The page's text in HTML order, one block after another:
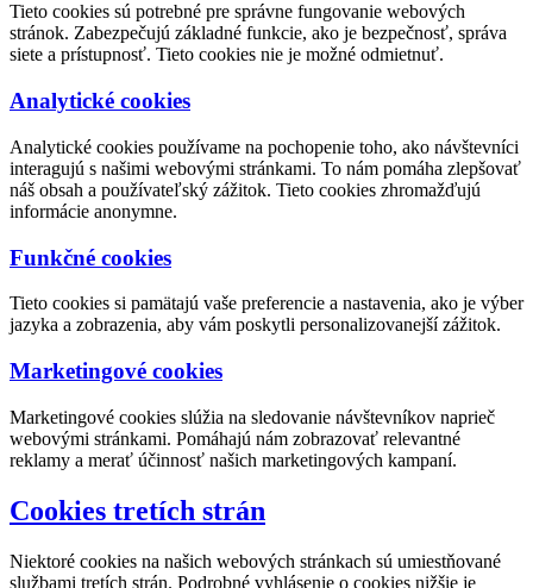
Tieto cookies sú potrebné pre správne fungovanie webových
stránok. Zabezpečujú základné funkcie, ako je bezpečnosť, správa
siete a prístupnosť. Tieto cookies nie je možné odmietnuť.
Analytické cookies
Analytické cookies používame na pochopenie toho, ako návštevníci
interagujú s našimi webovými stránkami. To nám pomáha zlepšovať
náš obsah a používateľský zážitok. Tieto cookies zhromažďujú
informácie anonymne.
Funkčné cookies
Tieto cookies si pamätajú vaše preferencie a nastavenia, ako je výber
jazyka a zobrazenia, aby vám poskytli personalizovanejší zážitok.
Marketingové cookies
Marketingové cookies slúžia na sledovanie návštevníkov naprieč
webovými stránkami. Pomáhajú nám zobrazovať relevantné
reklamy a merať účinnosť našich marketingových kampaní.
Cookies tretích strán
Niektoré cookies na našich webových stránkach sú umiestňované
službami tretích strán. Podrobné vyhlásenie o cookies nižšie je